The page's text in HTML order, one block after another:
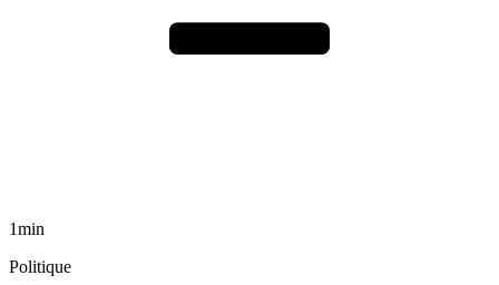
1min
Politique